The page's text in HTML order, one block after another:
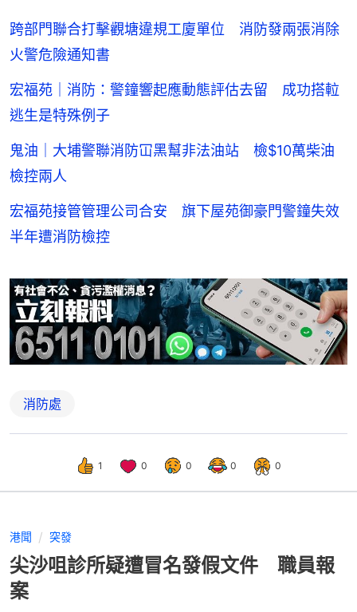
跨部門聯合打擊觀塘違規工廈單位 消防發兩張消除
火警危險通知書
宏福苑｜消防：警鐘響起應動態評估去留 成功搭𨋢
逃生是特殊例子
鬼油｜大埔警聯消防冚黑幫非法油站 檢$10萬柴油
檢控兩人
宏福苑接管管理公司合安 旗下屋苑御豪門警鐘失效
半年遭消防檢控
消防處
1 0 0 0 0
港聞 突發
尖沙咀診所疑遭冒名發假文件 職員報
案